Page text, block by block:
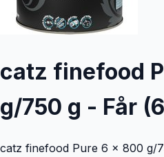
catz finefood
g/750 g - Får
catz finefood Pure 6 x 800 g/